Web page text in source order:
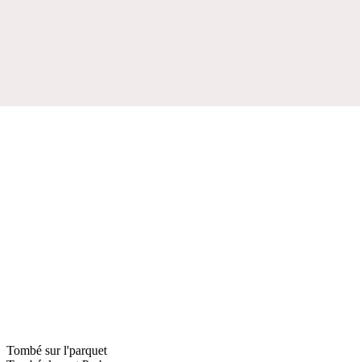
Tombé sur l'parquet